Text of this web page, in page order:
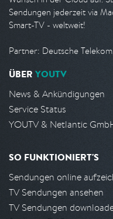
Sendungen jederzeit via
Smart-TV - weltweit!
Partner: Deutsche
ÜBER YOUTV
News & Ankündigungen
Service Status
YOUTV & Netlantic
SO FUNKTIONIERT'S
Sendungen online
TV Sendungen ansehen
TV Sendungen